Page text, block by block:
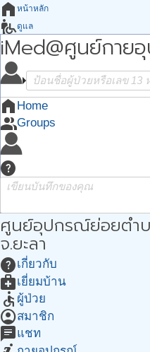
home หน้าหลัก
wheelchair_pickupดูแล
how_to_regต้องการ
groups
appsApps
account_circleฉัน
iMed@ศูนย์กาย
home Home
groupGroups
help
ศูนย์อุปกรณ์ย่อยตำบ
จ.ยะลา
helpเกี่ยวกับ
medical_servicesเยี่ยมบ้าน
accessible ผู้ป่วย
account_circleสมาชิก
chatแชท